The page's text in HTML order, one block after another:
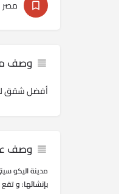
مصر
وصف
أفضل شقق
وصف
مدينة اليكو
بإنشائها: و تقع